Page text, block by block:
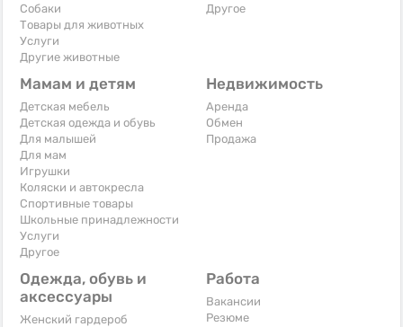
Собаки
Товары для животных
Услуги
Другие животные
Другое
Мамам и детям
Детская мебель
Детская одежда и обувь
Для малышей
Для мам
Игрушки
Коляски и автокресла
Спортивные товары
Школьные принадлежности
Услуги
Другое
Недвижимость
Аренда
Обмен
Продажа
Одежда, обувь и
аксессуары
Женский гардероб
Работа
Вакансии
Резюме